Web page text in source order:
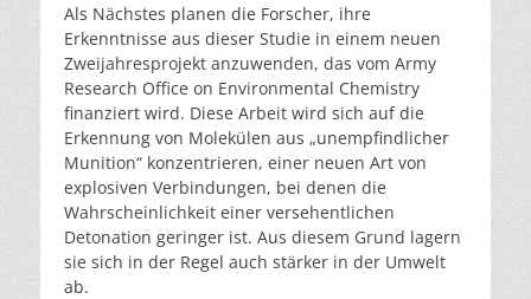
Als Nächstes planen die Forscher, ihre
Erkenntnisse aus dieser Studie in einem neuen
Zweijahresprojekt anzuwenden, das vom Army
Research Office on Environmental Chemistry
finanziert wird. Diese Arbeit wird sich auf die
Erkennung von Molekülen aus „unempfindlicher
Munition“ konzentrieren, einer neuen Art von
explosiven Verbindungen, bei denen die
Wahrscheinlichkeit einer versehentlichen
Detonation geringer ist. Aus diesem Grund lagern
sie sich in der Regel auch stärker in der Umwelt
ab.